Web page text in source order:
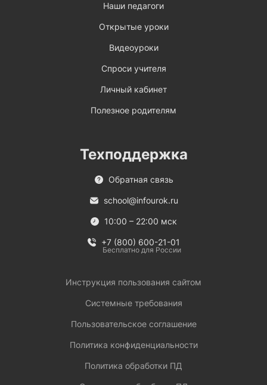
Наши педагоги
Открытые уроки
Видеоуроки
Спроси учителя
Личный кабинет
Полезное родителям
Техподдержка
Обратная связь
school@infourok.ru
10:00 – 22:00 мск
+7 (800) 600-21-01
Бесплатно для России
Инструкция пользования сайтом
Системные требования
Пользовательское соглашение
Политика конфиденциальности
Политика обработки ПД